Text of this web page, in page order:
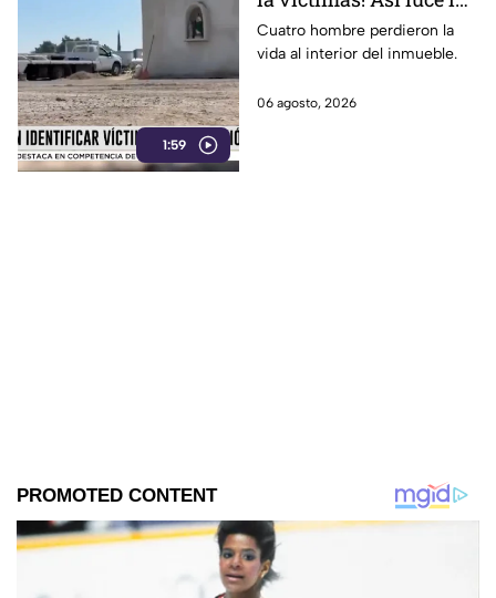
1:59
zona tras una fuerte
3xplosión una pensión
Cuatro hombre perdieron la
vida al interior del inmueble.
06 agosto, 2026